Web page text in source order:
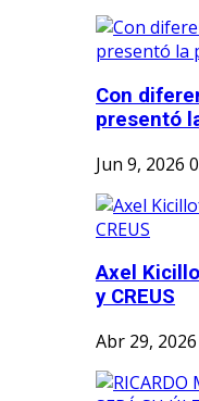
Con
presentó
Jun 9, 2026 0
Axel
y CREUS
Abr 29, 2026